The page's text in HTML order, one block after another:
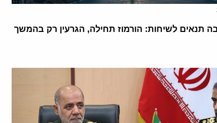
תנאים לשיחות: הורמוז תחילה, הגרעין רק בהמשך